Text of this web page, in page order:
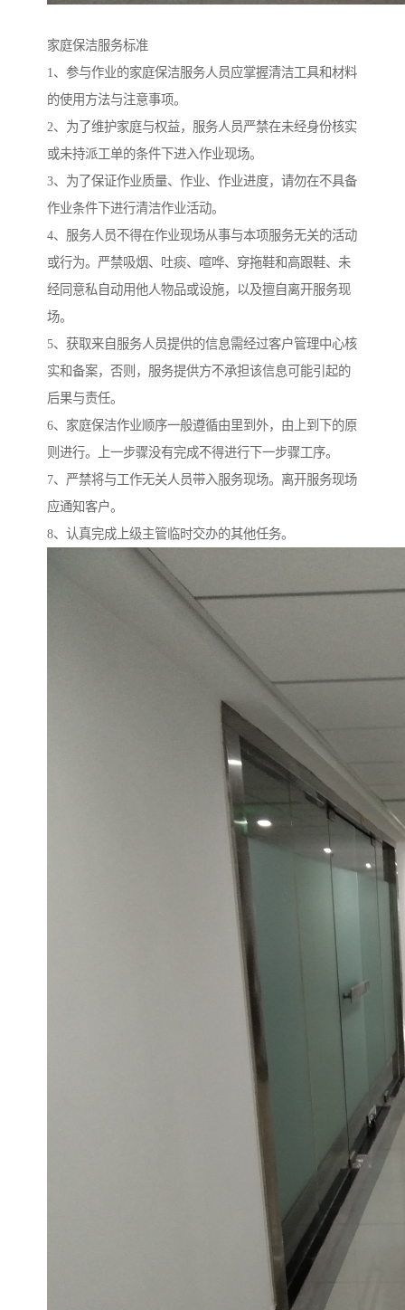
家庭保洁服务标准
1、参与作业的家庭保洁服务人员应掌握清洁工具和材料
的使用方法与注意事项。
2、为了维护家庭与权益，服务人员严禁在未经身份核实
或未持派工单的条件下进入作业现场。
3、为了保证作业质量、作业、作业进度，请勿在不具备
作业条件下进行清洁作业活动。
4、服务人员不得在作业现场从事与本项服务无关的活动
或行为。严禁吸烟、吐痰、喧哗、穿拖鞋和高跟鞋、未
经同意私自动用他人物品或设施，以及擅自离开服务现
场。
5、获取来自服务人员提供的信息需经过客户管理中心核
实和备案，否则，服务提供方不承担该信息可能引起的
后果与责任。
6、家庭保洁作业顺序一般遵循由里到外，由上到下的原
则进行。上一步骤没有完成不得进行下一步骤工序。
7、严禁将与工作无关人员带入服务现场。离开服务现场
应通知客户。
8、认真完成上级主管临时交办的其他任务。